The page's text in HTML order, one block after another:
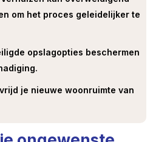
om het proces geleidelijker te
opslagopties beschermen
je nieuwe woonruimte van